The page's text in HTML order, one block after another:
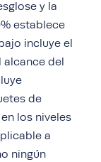
y la
establece
incluye el
alcance del
de
los niveles
a
ningún